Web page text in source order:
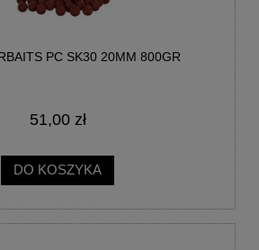
PC SK30 20MM 800GR
51,00 zł
DO KOSZYKA